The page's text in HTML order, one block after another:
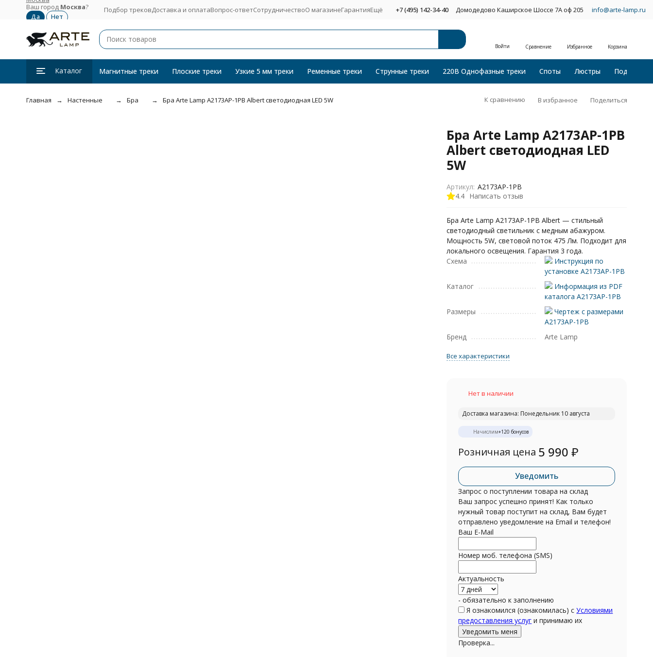
Ваш город Москва? Подбор трековДоставка и оплатаВопрос-ответСотрудничествоО магазинеГарантияЕщё +7 (495) 142-34-40 Домодедово Каширское Шоссе 7А оф 205 info@arte-lamp.ru
Войти Сравнение Избранное Корзина
Каталог Магнитные треки Плоские треки Узкие 5 мм треки Ременные треки Струнные треки 220В Однофазные треки Споты Люстры Подвесные
Главная Настенные Бра Бра Arte Lamp A2173AP-1PB Albert светодиодная LED 5W К сравнению В избранное Поделиться
Бра Arte Lamp A2173AP-1PB
Albert светодиодная LED
5W
4.4 Написать отзыв
Артикул: A2173AP-1PB
Бра Arte Lamp A2173AP-1PB Albert — стильный
светодиодный светильник с медным абажуром.
Мощность 5W, световой поток 475 Лм. Подходит для
локального освещения. Гарантия 3 года.
Схема
Инструкция по
установке A2173AP-1PB
Каталог
Информация из PDF
каталога A2173AP-1PB
Размеры
Чертеж с размерами
A2173AP-1PB
Бренд
Arte Lamp
Все характеристики
Нет в наличии
Доставка магазина: Понедельник 10 августа
Начислим+120 бонусов
Розничная цена 5 990₽
Уведомить
Запрос о поступлении товара на склад
Ваш запрос успешно принят! Как только
нужный товар поступит на склад, Вам будет
отправлено уведомление на Email и телефон!
Ваш E-Mail
Номер моб. телефона (SMS)
Актуальность
- обязательно к заполнению
Я ознакомился (ознакомилась) сУсловиями
предоставления услуг и принимаю их
Проверка...